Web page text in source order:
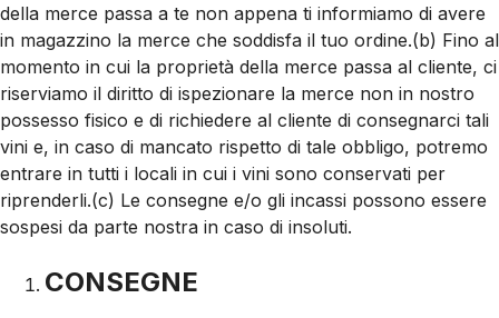
della merce passa a te non appena ti informiamo di avere
in magazzino la merce che soddisfa il tuo ordine.(b) Fino al
momento in cui la proprietà della merce passa al cliente, ci
riserviamo il diritto di ispezionare la merce non in nostro
possesso fisico e di richiedere al cliente di consegnarci tali
vini e, in caso di mancato rispetto di tale obbligo, potremo
entrare in tutti i locali in cui i vini sono conservati per
riprenderli.(c) Le consegne e/o gli incassi possono essere
sospesi da parte nostra in caso di insoluti.
CONSEGNE